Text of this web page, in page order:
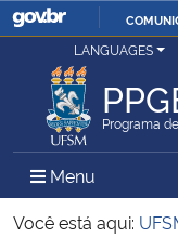
Ministério da Justiça e
Ministério da Defesa
Ministério das Relações
LANGUAGES
Programa
Menu Menu
Você está aqui: